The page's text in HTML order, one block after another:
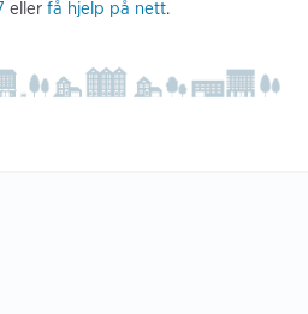
eller få hjelp på nett.